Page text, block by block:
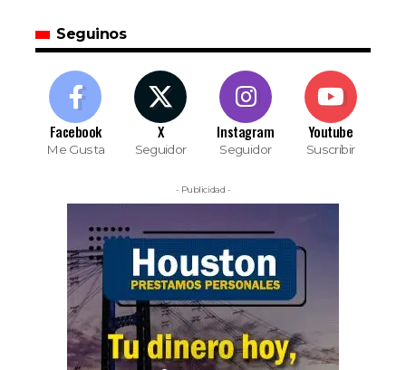
Seguinos
Facebook
Me Gusta
X
Seguidor
Instagram
Seguidor
Youtube
Suscribir
- Publicidad -